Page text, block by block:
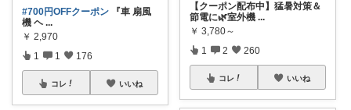
#700円OFFクーポン 『車 扇風
機 ヘ ...
￥ 2,970
1 1 176
コレ いいね
【クーポン配布中】猛暑対策＆
節電に🌿室外機 ...
￥ 3,780～
1 2 260
コレ いいね